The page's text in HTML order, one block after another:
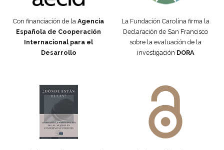
Con financiación de la Agencia
Española de Cooperación
Internacional para el
Desarrollo
La Fundación Carolina firma la
Declaración de San Francisco
sobre la evaluación de la
investigación DORA